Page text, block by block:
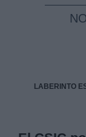
LABERINTO